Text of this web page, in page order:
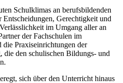
Schulklimas an berufsbildenden
Entscheidungen, Gerechtigkeit und
im Umgang aller an
der Fachschulen im
die Praxiseinrichtungen der
die den schulischen Bildungs- und
sich über den Unterricht hinaus